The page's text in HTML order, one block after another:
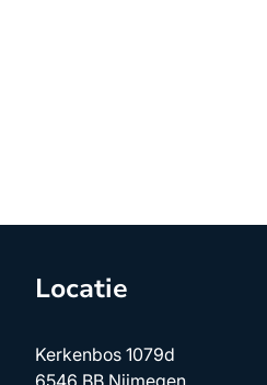
Locatie
Kerkenbos 1079d